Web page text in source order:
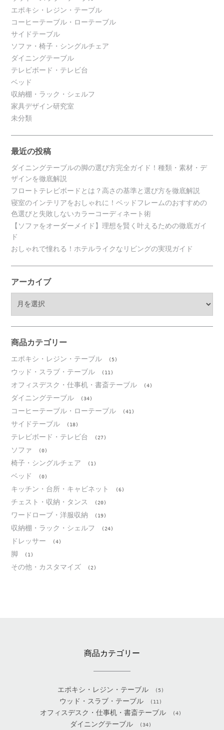
エポキシ・レジン・テーブル
コーヒーテーブル・ローテーブル
サイドテーブル
ソファ・椅子・シングルチェア
ダイニングテーブル
テレビボード・テレビ台
ベッド
収納棚・ラック・シェルフ
家具デザイン研究室
未分類
最近の投稿
ダイニングテーブルの脚の選び方完全ガイド！種類・素材・デ
ザインを徹底解説
フロートテレビボードとは？高さの基準と選び方を徹底解説
寝室のインテリアをおしゃれに！ベッドフレームのおすすめの
色選びと失敗しないカラーコーディネート術
【ソファをオーダーメイド】理想を賢く叶えるための徹底ガイ
ド
おしゃれで憧れる！ホテルライクなリビングの実現ガイド
アーカイブ
ブ
商品カテゴリー
エポキシ・レジン・テーブル (5)
ウッド・スラブ・テーブル (11)
オフィスデスク・仕事机・書斎テーブル (4)
ダイニングテーブル (34)
コーヒーテーブル・ローテーブル (41)
サイドテーブル (18)
テレビボード・テレビ台 (27)
ソファ (0)
椅子・シングルチェア (1)
ベッド (0)
キッチン・台所・キャビネット (6)
チェスト・収納・タンス (20)
ワードローブ・洋服収納 (19)
収納棚・ラック・シェルフ (24)
ドレッサー (4)
脚 (1)
その他・カスタマイズ (2)
商品カテゴリー
エポキシ・レジン・テーブル (5)
ウッド・スラブ・テーブル (11)
オフィスデスク・仕事机・書斎テーブル (4)
ダイニングテーブル (34)